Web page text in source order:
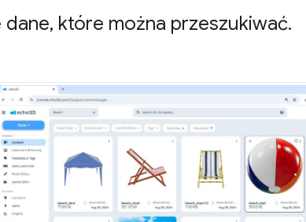
dane, które można przeszukiwać.